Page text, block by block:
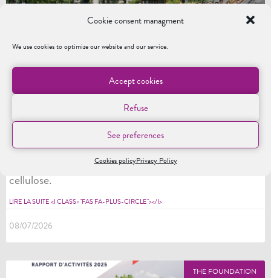
Cookie consent managment
We use cookies to optimize our website and our service.
Accept cookies
Refuse
See preferences
Cookies policyPrivacy Policy
The International Cellulose Summit brings
together researchers, academics, and
industry representatives from around the
world in Grenoble
Du 29 juin au 2 juillet 2026, le laboratoire LGP2 a
accueilli le premier Sommet international de la
cellulose.
LIRE LA SUITE <I CLASS="FAS FA-PLUS-CIRCLE"></I>
08/07/2026
THE FOUNDATION